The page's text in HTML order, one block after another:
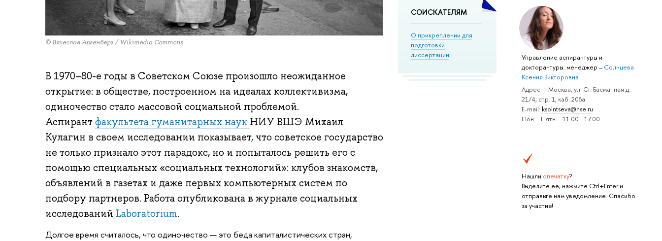
СОИСКАТЕЛЯМ
О прикреплении для
подготовки
диссертации
Управление аспирантуры и
докторантуры: менеджер– Солнцева
Ксения Викторовна
Адрес: г. Москва, ул. Ст. Басманная д.
21/4, стр. 1, каб. 206а
E-mail: ksolntseva@hse.ru
Пон. - Пятн. - 11.00 - 17.00
Нашли опечатку?
Выделите её, нажмите Ctrl+Enter и
отправьте нам уведомление. Спасибо
за участие!
© Вячеслав Аргенберг / Wikimedia Commons
В 1970–80-е годы в Советском Союзе произошло неожиданное
открытие: в обществе, построенном на идеалах коллективизма,
одиночество стало массовой социальной проблемой.
Аспирантфакультета гуманитарных наук НИУ ВШЭ Михаил
Кулагин в своем исследовании показывает, что советское государство
не только признало этот парадокс, но и попыталось решить его с
помощью специальных «социальных технологий»: клубов знакомств,
объявлений в газетах и даже первых компьютерных систем по
подбору партнеров. Работа опубликована в журнале социальных
исследований Laboratorium.
Долгое время считалось, что одиночество — это беда капиталистических стран,